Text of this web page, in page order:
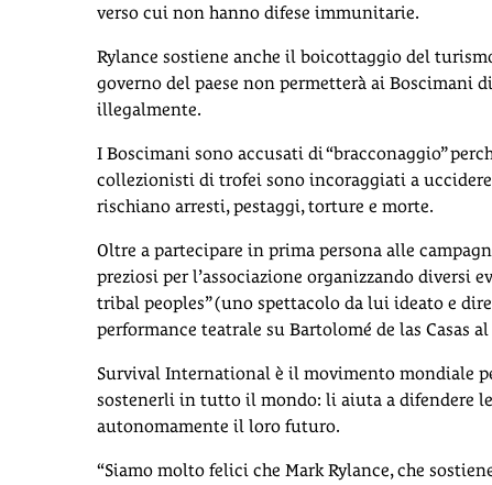
verso cui non hanno difese immunitarie.
Rylance sostiene anche il boicottaggio del
governo del paese non permetterà ai Boscimani
illegalmente.
I Boscimani sono accusati di “bracconaggio”
collezionisti di trofei sono incoraggiati a
rischiano arresti, pestaggi, torture e morte.
Oltre a partecipare in prima persona alle
preziosi per l’associazione organizzando diversi
tribal peoples” (uno spettacolo da lui ideato e
performance teatrale su Bartolomé de las Casas
Survival International è il movimento mondiale
sostenerli in tutto il mondo: li aiuta a difendere
autonomamente il loro futuro.
“Siamo molto felici che Mark Rylance, che